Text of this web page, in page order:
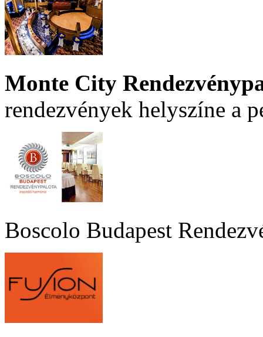
Monte City
rendezvények helyszíne a
Boscolo Budapest